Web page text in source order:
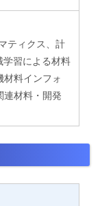
ティクス、計
学習による材料
材料インフォ
連材料・開発